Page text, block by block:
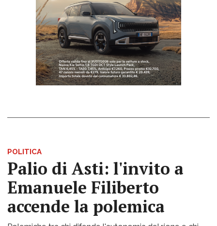
POLITICA
Palio di Asti: l'invito a
Emanuele Filiberto
accende la polemica